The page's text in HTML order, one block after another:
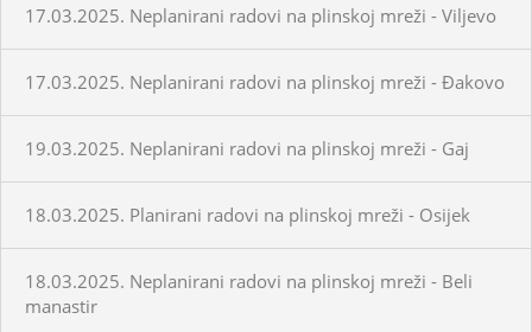
17.03.2025. Neplanirani radovi na plinskoj mreži - Viljevo
17.03.2025. Neplanirani radovi na plinskoj mreži - Đakovo
19.03.2025. Neplanirani radovi na plinskoj mreži - Gaj
18.03.2025. Planirani radovi na plinskoj mreži - Osijek
18.03.2025. Neplanirani radovi na plinskoj mreži - Beli
manastir